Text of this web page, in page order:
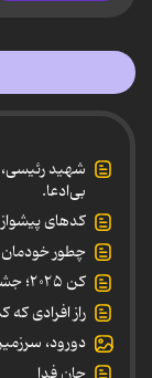
شهید
بی‌ادعا.
کدهای
چطور خودمان را از نظر
کن ۲۰۲۵؛ جشنواره‌ای علیه خانواده
راز افرادی
دورود،
جان فدا